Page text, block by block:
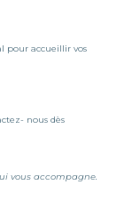
accueillir vos
nous dès
vous accompagne.